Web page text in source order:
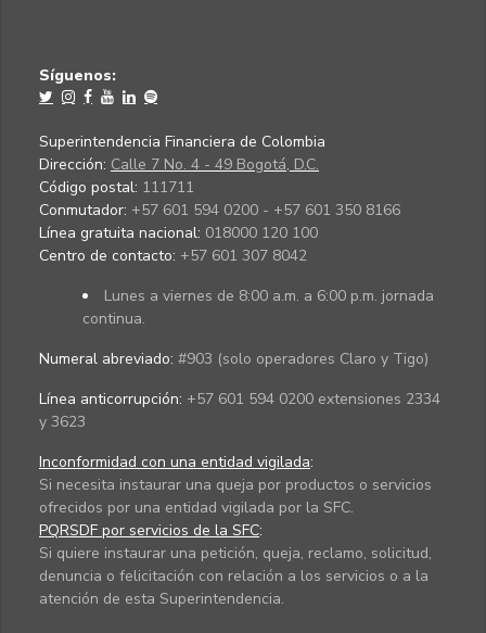
Síguenos:
Superintendencia Financiera de Colombia
Dirección: Calle 7 No. 4 - 49 Bogotá, D.C.
Código postal: 111711
Conmutador: +57 601 594 0200 - +57 601 350 8166
Línea gratuita nacional: 018000 120 100
Centro de contacto: +57 601 307 8042
Lunes a viernes de 8:00 a.m. a 6:00 p.m. jornada
continua.
Numeral abreviado: #903 (solo operadores Claro y Tigo)
Línea anticorrupción: +57 601 594 0200 extensiones 2334
y 3623
Inconformidad con una entidad vigilada:
Si necesita instaurar una queja por productos o servicios
ofrecidos por una entidad vigilada por la SFC.
PQRSDF por servicios de la SFC:
Si quiere instaurar una petición, queja, reclamo, solicitud,
denuncia o felicitación con relación a los servicios o a la
atención de esta Superintendencia.